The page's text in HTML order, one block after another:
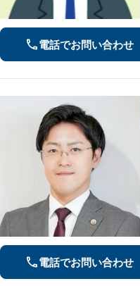
電話でお問い合わせ
電話でお問い合わせ